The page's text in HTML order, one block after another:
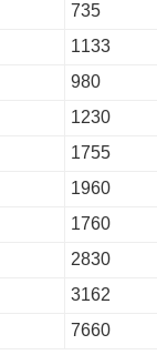
735
1133
980
1230
1755
1960
1760
2830
3162
7660